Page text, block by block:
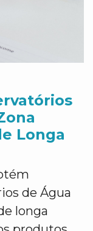
Longa
de Água
longa